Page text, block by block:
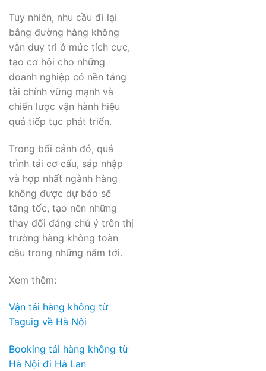
Tuy nhiên, nhu cầu đi lại
bằng đường hàng không
vẫn duy trì ở mức tích cực,
tạo cơ hội cho những
doanh nghiệp có nền tảng
tài chính vững mạnh và
chiến lược vận hành hiệu
quả tiếp tục phát triển.
Trong bối cảnh đó, quá
trình tái cơ cấu, sáp nhập
và hợp nhất ngành hàng
không được dự báo sẽ
tăng tốc, tạo nên những
thay đổi đáng chú ý trên thị
trường hàng không toàn
cầu trong những năm tới.
Xem thêm:
Vận tải hàng không từ
Taguig về Hà Nội
Booking tải hàng không từ
Hà Nội đi Hà Lan